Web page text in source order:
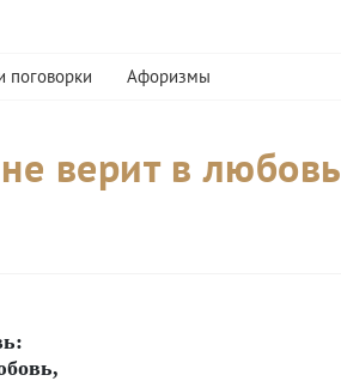
поговорки Афоризмы
верит в любовь